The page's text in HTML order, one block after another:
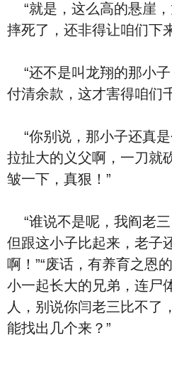
“就是，这么高的悬崖
摔死了，还非得让咱们下
“还不是叫龙翔的那小
付清余款，这才害得咱们
“你别说，那小子还真
拉扯大的义父啊，一刀就
皱一下，真狠！”
“谁说不是呢，我阎老三
但跟这小子比起来，老子
啊！”“废话，有养育之恩
小一起长大的兄弟，连尸
人，别说你闫老三比不了
能找出几个来？”